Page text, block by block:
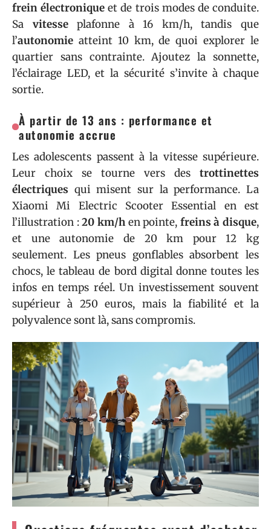
frein électronique et de trois modes de conduite.
Sa vitesseplafonne à 16 km/h, tandis que
l’autonomie atteint 10 km, de quoi explorer le
quartier sans contrainte. Ajoutez la sonnette,
l’éclairage LED, et la sécurité s’invite à chaque
sortie.
À partir de 13 ans : performance et
autonomie accrue
Les adolescents passent à la vitesse supérieure.
Leur choix se tourne vers des trottinettes
électriques qui misent sur la performance. La
Xiaomi Mi Electric Scooter Essential en est
l’illustration :20 km/hen pointe, freins à disque,
et une autonomie de 20 km pour 12 kg
seulement. Les pneus gonflables absorbent les
chocs, le tableau de bord digital donne toutes les
infos en temps réel. Un investissement souvent
supérieur à 250 euros, mais la fiabilité et la
polyvalence sont là, sans compromis.